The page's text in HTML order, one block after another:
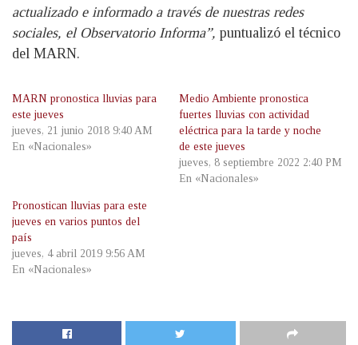
actualizado e informado a través de nuestras redes
sociales, el Observatorio Informa”, puntualizó el técnico
del MARN.
MARN pronostica lluvias para
este jueves
jueves, 21 junio 2018 9:40 AM
En «Nacionales»
Medio Ambiente pronostica
fuertes lluvias con actividad
eléctrica para la tarde y noche
de este jueves
jueves, 8 septiembre 2022 2:40 PM
En «Nacionales»
Pronostican lluvias para este
jueves en varios puntos del
país
jueves, 4 abril 2019 9:56 AM
En «Nacionales»